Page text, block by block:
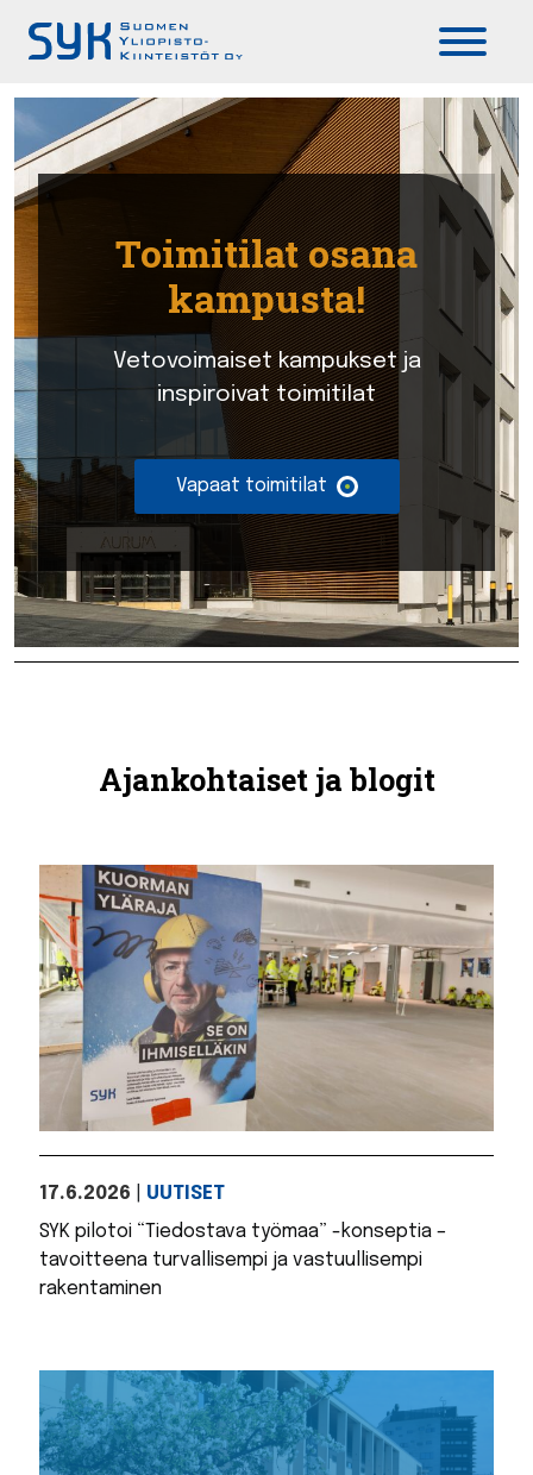
Päävalikko
Toimitilat osana
kampusta!
Vetovoimaiset kampukset ja
inspiroivat toimitilat
Vapaat toimitilat
Ajankohtaiset ja blogit
17.6.2026
UUTISET
SYK pilotoi “Tiedostava työmaa” -konseptia –
tavoitteena turvallisempi ja vastuullisempi
rakentaminen